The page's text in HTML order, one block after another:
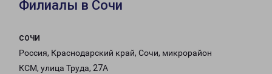
Филиалы в Сочи
СОЧИ
Россия, Краснодарский край, Сочи, микрорайон
КСМ, улица Труда, 27А